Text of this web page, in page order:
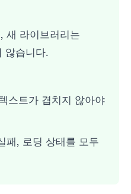
새 라이브러리는
않습니다.
스트가 겹치지 않아야
패, 로딩 상태를 모두